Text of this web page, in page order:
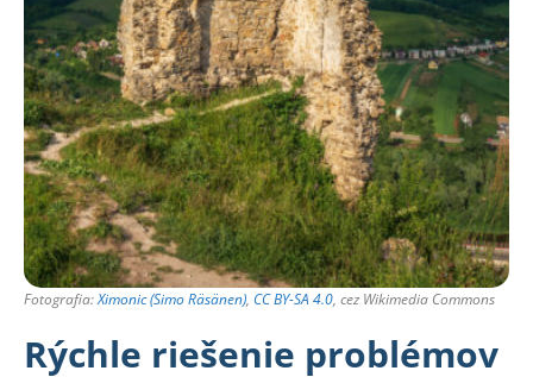
Fotografia:Ximonic (Simo Räsänen), CC BY-SA 4.0, cez Wikimedia Commons
Rýchle riešenie problémov